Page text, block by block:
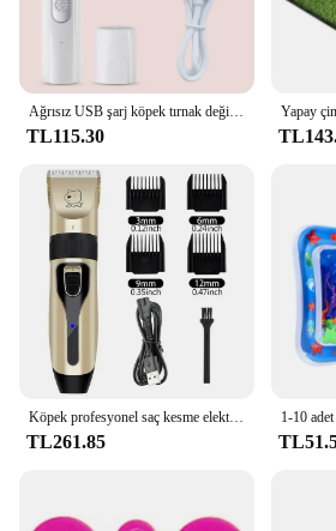
Ağrısız USB şarj köpek tırnak değirmenleri şarj edilebilir evcil hayvan tırnak Clippers sessiz elektrikli köpek kedi Paws tırnak bakım giyotin araçları
TL115.30
Köpek profesyonel saç kesme elektrik bakım giyotin evcil USB şarj edilebilir kedi tıraş hayvanlar için kesimi makinesi
TL261.85